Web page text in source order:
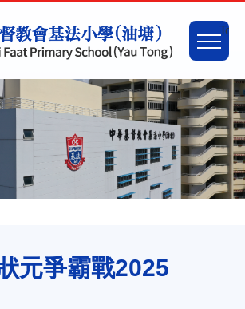
Main
元爭霸戰2025